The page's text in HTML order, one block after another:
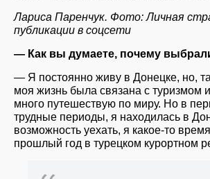
Лариса Паренчук. Фото: Личная
публикации в соцсети
— Как вы думаете, почему
— Я постоянно живу в Донецке, но,
моя жизнь была связана с туризмом
много путешествую по миру. Но в
трудные периоды, я находилась в
возможность уехать, я какое-то
прошлый год в турецком курортном